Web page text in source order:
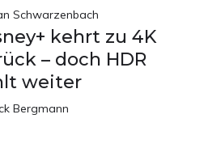
Schwarzenbach
kehrt zu 4K
– doch HDR
weiter
Bergmann